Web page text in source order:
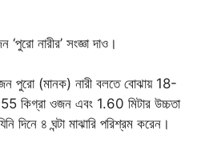
নারীর’ সংজ্ঞা দাও।
পুরো (মানক) নারী বলতে বোঝায় 18-
কিগ্রা ওজন এবং 1.60 মিটার উচ্চতা
দিনে ৪ ঘন্টা মাঝারি পরিশ্রম করেন।